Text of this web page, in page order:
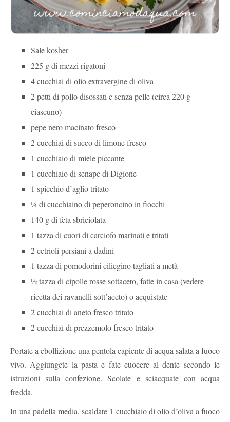
Sale kosher
225 g di mezzi rigatoni
4 cucchiai di olio extravergine di oliva
2 petti di pollo disossati e senza pelle (circa 220 g
ciascuno)
pepe nero macinato fresco
2 cucchiai di succo di limone fresco
1 cucchiaio di miele piccante
1 cucchiaio di senape di Digione
1 spicchio d’aglio tritato
¼ di cucchiaino di peperoncino in fiocchi
140 g di feta sbriciolata
1 tazza di cuori di carciofo marinati e tritati
2 cetrioli persiani a dadini
1 tazza di pomodorini ciliegino tagliati a metà
½ tazza di cipolle rosse sottaceto, fatte in casa (vedere
ricetta dei ravanelli sott’aceto) o acquistate
2 cucchiai di aneto fresco tritato
2 cucchiai di prezzemolo fresco tritato
Portate a ebollizione una pentola capiente di acqua salata a fuoco
vivo. Aggiungete la pasta e fate cuocere al dente secondo le
istruzioni sulla confezione. Scolate e sciacquate con acqua
fredda.
In una padella media, scaldate 1 cucchiaio di olio d’oliva a fuoco